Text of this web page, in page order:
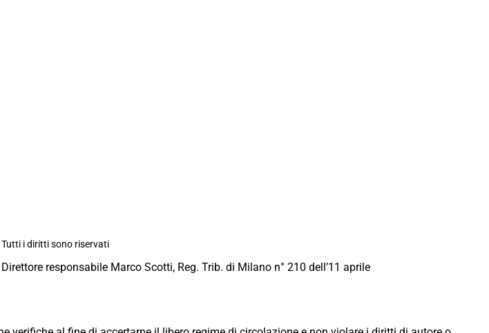
i diritti sono riservati
responsabile Marco Scotti, Reg. Trib. di Milano n° 210 dell’11 aprile